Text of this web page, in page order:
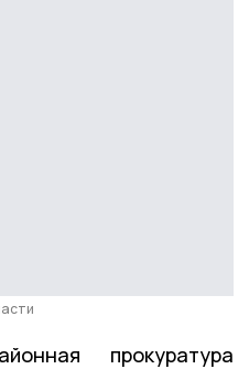
прокуратура